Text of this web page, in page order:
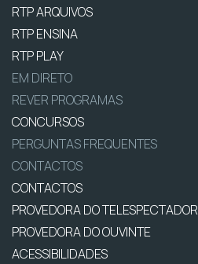
RTP ARQUIVOS
RTP ENSINA
RTP PLAY
EM DIRETO
REVER PROGRAMAS
CONCURSOS
PERGUNTAS FREQUENTES
CONTACTOS
CONTACTOS
PROVEDORA DO TELESPECTADOR
PROVEDORA DO OUVINTE
ACESSIBILIDADES